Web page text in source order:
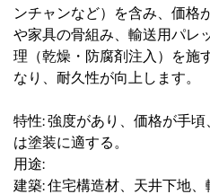
ンチャンなど）を含み、価格
や家具の骨組み、輸送用パレ
理（乾燥・防腐剤注入）を施
なり、耐久性が向上します。
特性: 強度があり、価格が手
は塗装に適する。
用途:
建築: 住宅構造材、天井下地、